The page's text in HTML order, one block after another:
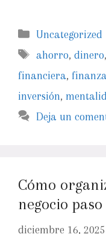
Uncategorized
ahorro,dinero
financiera,
inversión,
Deja un
Cómo
negocio
diciembre 16, 2025